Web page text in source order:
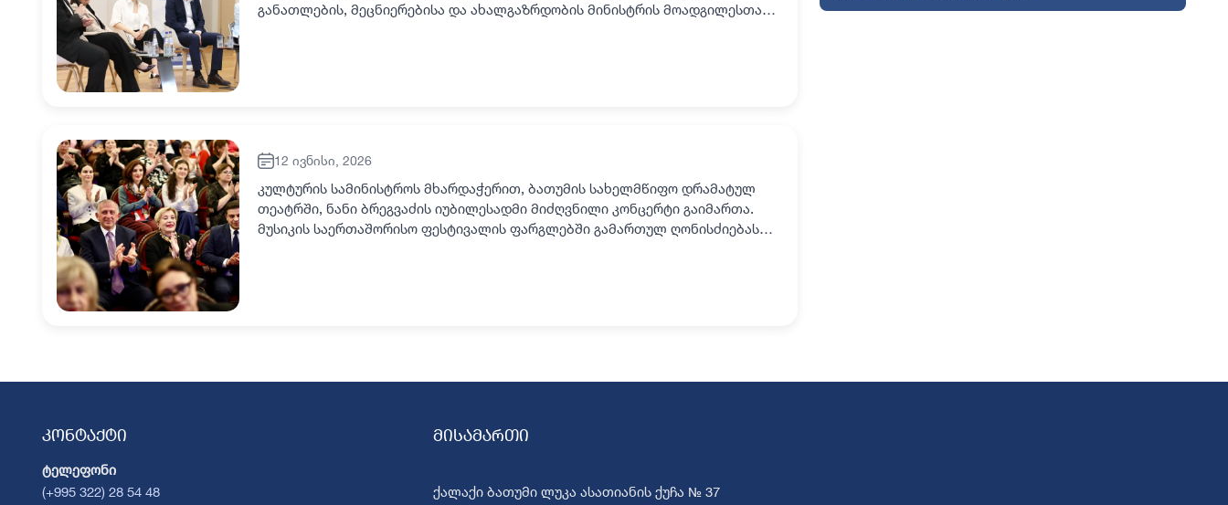
განათლების, მეცნიერებისა და ახალგაზრდობის მინისტრის მოადგილესთან -
12 ივნისი, 2026
კულტურის სამინისტროს მხარდაჭერით, ბათუმის სახელმწიფო დრამატულ
თეატრში, ნანი ბრეგვაძის იუბილესადმი მიძღვნილი კონცერტი გაიმართა.
მუსიკის საერთაშორისო ფესტივალის ფარგლებში გამართულ ღონისძიებას
კონტაქტი
ტელეფონი
(+995 322) 28 54 48
მისამართი
ქალაქი ბათუმი ლუკა ასათიანის ქუჩა № 37